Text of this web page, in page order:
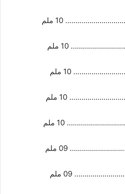
10 ملم
10 ملم
10 ملم
10 ملم
10 ملم
09 ملم
09 ملم